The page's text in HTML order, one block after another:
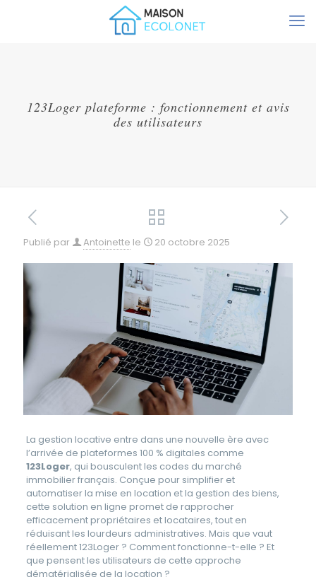
123Loger plateforme : fonctionnement et avis
des utilisateurs
Publié par Antoinette le 20 octobre 2025
La gestion locative entre dans une nouvelle ère avec
l’arrivée de plateformes 100 % digitales comme
123Loger, qui bousculent les codes du marché
immobilier français. Conçue pour simplifier et
automatiser la mise en location et la gestion des biens,
cette solution en ligne promet de rapprocher
efficacement propriétaires et locataires, tout en
réduisant les lourdeurs administratives. Mais que vaut
réellement 123Loger ? Comment fonctionne-t-elle ? Et
que pensent les utilisateurs de cette approche
dématérialisée de la location ?